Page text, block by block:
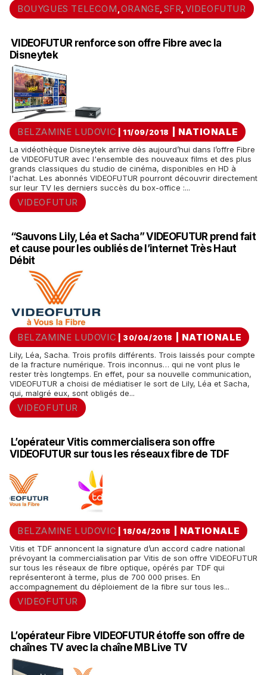
BOUYGUES TELECOM ,ORANGE, SFR, VIDEOFUTUR
VIDEOFUTUR renforce son offre Fibre avec la
Disneytek
BELZAMINE LUDOVIC | 11/09/2018 NATIONALE
La vidéothèque Disneytek arrive dès aujourd’hui dans l’offre Fibre
de VIDEOFUTUR avec l'ensemble des nouveaux films et des plus
grands classiques du studio de cinéma, disponibles en HD à
l'achat. Les abonnés VIDEOFUTUR pourront découvrir directement
sur leur TV les derniers succès du box-office :...
VIDEOFUTUR
“Sauvons Lily, Léa et Sacha” VIDEOFUTUR prend fait
et cause pour les oubliés de l’internet Très Haut
Débit
BELZAMINE LUDOVIC | 30/04/2018 NATIONALE
Lily, Léa, Sacha. Trois profils différents. Trois laissés pour compte
de la fracture numérique. Trois inconnus… qui ne vont plus le
rester très longtemps. En effet, pour sa nouvelle communication,
VIDEOFUTUR a choisi de médiatiser le sort de Lily, Léa et Sacha,
qui, malgré eux, sont obligés de...
VIDEOFUTUR
L’opérateur Vitis commercialisera son offre
VIDEOFUTUR sur tous les réseaux fibre de TDF
BELZAMINE LUDOVIC | 18/04/2018 NATIONALE
Vitis et TDF annoncent la signature d’un accord cadre national
prévoyant la commercialisation par Vitis de son offre VIDEOFUTUR
sur tous les réseaux de fibre optique, opérés par TDF qui
représenteront à terme, plus de 700 000 prises. En
accompagnement du déploiement de la fibre sur tous les...
VIDEOFUTUR
L’opérateur Fibre VIDEOFUTUR étoffe son offre de
chaînes TV avec la chaîne MB Live TV